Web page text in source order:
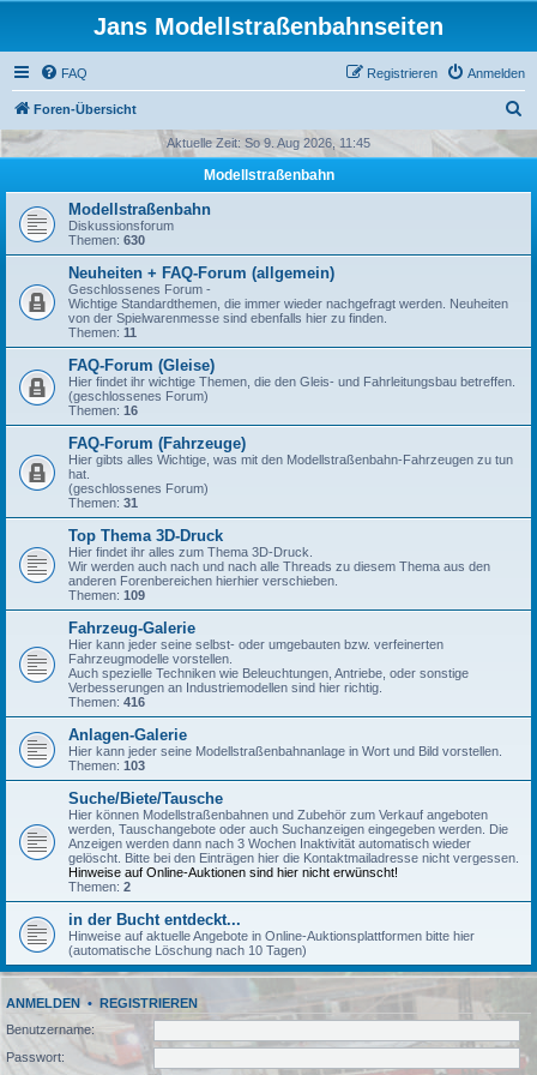
Jans Modellstraßenbahnseiten
FAQ Anmelden
Registrieren
Foren-Übersicht
h
Aktuelle Zeit: So 9. Aug 2026, 11:45
Modellstraßenbahn
Modellstraßenbahn
Diskussionsforum
Themen: 630
Neuheiten + FAQ-Forum (allgemein)
Geschlossenes Forum -
Wichtige Standardthemen, die immer wieder nachgefragt werden. Neuheiten
von der Spielwarenmesse sind ebenfalls hier zu finden.
Themen: 11
FAQ-Forum (Gleise)
Hier findet ihr wichtige Themen, die den Gleis- und Fahrleitungsbau betreffen.
(geschlossenes Forum)
Themen: 16
FAQ-Forum (Fahrzeuge)
Hier gibts alles Wichtige, was mit den Modellstraßenbahn-Fahrzeugen zu tun
hat.
(geschlossenes Forum)
Themen: 31
Top Thema 3D-Druck
Hier findet ihr alles zum Thema 3D-Druck.
Wir werden auch nach und nach alle Threads zu diesem Thema aus den
anderen Forenbereichen hierhier verschieben.
Themen: 109
Fahrzeug-Galerie
Hier kann jeder seine selbst- oder umgebauten bzw. verfeinerten
Fahrzeugmodelle vorstellen.
Auch spezielle Techniken wie Beleuchtungen, Antriebe, oder sonstige
Verbesserungen an Industriemodellen sind hier richtig.
Themen: 416
Anlagen-Galerie
Hier kann jeder seine Modellstraßenbahnanlage in Wort und Bild vorstellen.
Themen: 103
Suche/Biete/Tausche
Hier können Modellstraßenbahnen und Zubehör zum Verkauf angeboten
werden, Tauschangebote oder auch Suchanzeigen eingegeben werden. Die
Anzeigen werden dann nach 3 Wochen Inaktivität automatisch wieder
gelöscht. Bitte bei den Einträgen hier die Kontaktmailadresse nicht vergessen.
Hinweise auf Online-Auktionen sind hier nicht erwünscht!
Themen: 2
in der Bucht entdeckt...
Hinweise auf aktuelle Angebote in Online-Auktionsplattformen bitte hier
(automatische Löschung nach 10 Tagen)
ANMELDEN• REGISTRIEREN
Benutzername:
Passwort: